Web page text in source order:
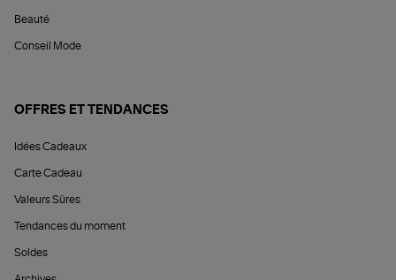
Beauté
Conseil Mode
OFFRES ET TENDANCES
Idées Cadeaux
Carte Cadeau
Valeurs Sûres
Tendances du moment
Soldes